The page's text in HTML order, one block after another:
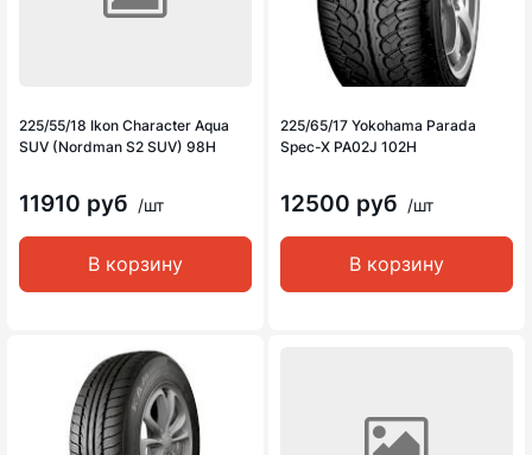
225/55/18 Ikon Character Aqua
SUV (Nordman S2 SUV) 98H
11910 руб /шт
В корзину
225/65/17 Yokohama Parada
Spec-X PA02J 102H
12500 руб /шт
В корзину